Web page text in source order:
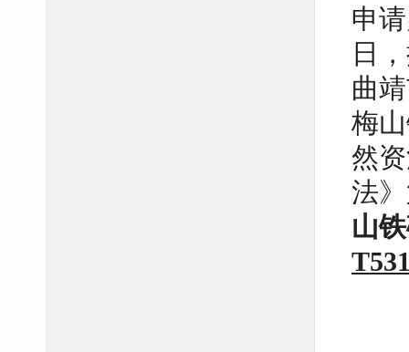
申
日
曲
梅
然
法
山